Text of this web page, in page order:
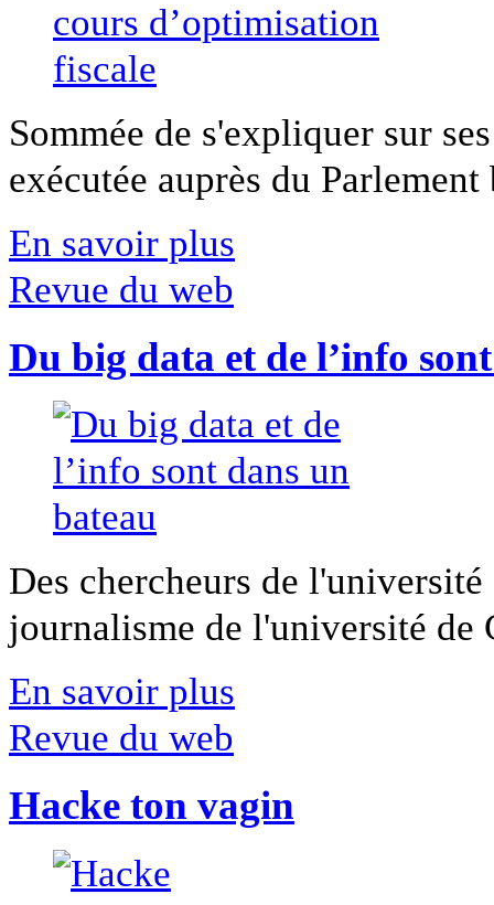
Sommée de s'expliquer sur
exécutée auprès du
En savoir plus
Revue du web
Du big data et de l’info
Des chercheurs de
journalisme de l'université
En savoir plus
Revue du web
Hacke ton vagin